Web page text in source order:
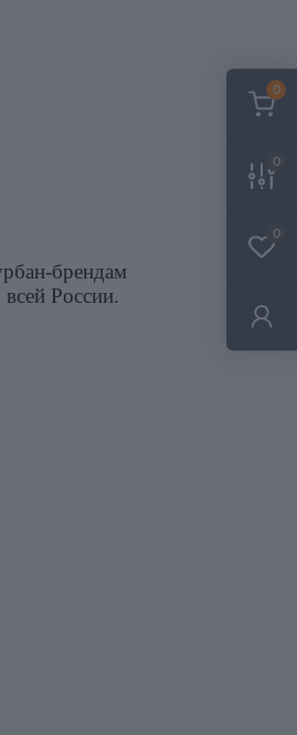
0
0
0
брендам
России.